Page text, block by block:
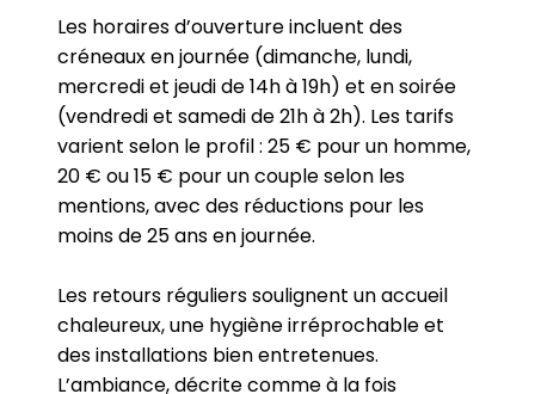
Les horaires d’ouverture incluent des
créneaux en journée (dimanche, lundi,
mercredi et jeudi de 14h à 19h) et en soirée
(vendredi et samedi de 21h à 2h). Les tarifs
varient selon le profil : 25 € pour un homme,
20 € ou 15 € pour un couple selon les
mentions, avec des réductions pour les
moins de 25 ans en journée.
Les retours réguliers soulignent un accueil
chaleureux, une hygiène irréprochable et
des installations bien entretenues.
L’ambiance, décrite comme à la fois